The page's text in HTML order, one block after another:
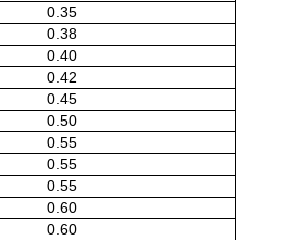
0.35
0.38
0.40
0.42
0.45
0.50
0.55
0.55
0.55
0.60
0.60